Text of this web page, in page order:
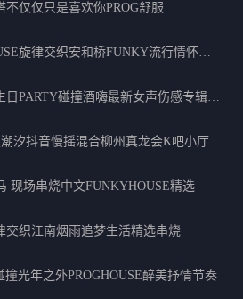
仅仅只是喜欢你PROG舒服
东南亚深情国语PROGHOUSE旋律交织安和桥FUNKY流行情怀串烧
下辈子不一定遇见你女声生日PARTY碰撞酒嗨最新女声伤感专辑实录
国粤语ELECTRO不如遥望潮汐抖音慢摇混合柳州真龙会K吧小厅小康混音
现场串烧中文FUNKYHOUSE精选
交织江南烟雨追梦生活精选串烧
光年之外PROGHOUSE醉美抒情节奏